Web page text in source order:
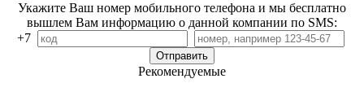
Укажите Ваш номер мобильного телефона и мы бесплатно
вышлем Вам информацию о данной компании по SMS:
+7
Рекомендуемые